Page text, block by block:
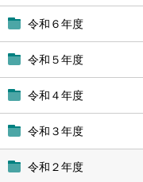
令和６年度
令和５年度
令和４年度
令和３年度
令和２年度